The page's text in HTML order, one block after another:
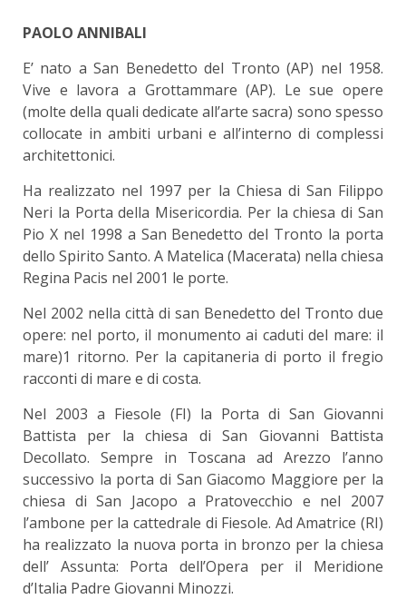
PAOLO ANNIBALI
E’ nato a San Benedetto del Tronto (AP) nel 1958.
Vive e lavora a Grottammare (AP). Le sue opere
(molte della quali dedicate all’arte sacra) sono spesso
collocate in ambiti urbani e all’interno di complessi
architettonici.
Ha realizzato nel 1997 per la Chiesa di San Filippo
Neri la Porta della Misericordia. Per la chiesa di San
Pio X nel 1998 a San Benedetto del Tronto la porta
dello Spirito Santo. A Matelica (Macerata) nella chiesa
Regina Pacis nel 2001 le porte.
Nel 2002 nella città di san Benedetto del Tronto due
opere: nel porto, il monumento ai caduti del mare: il
mare)1 ritorno. Per la capitaneria di porto il fregio
racconti di mare e di costa.
Nel 2003 a Fiesole (FI) la Porta di San Giovanni
Battista per la chiesa di San Giovanni Battista
Decollato. Sempre in Toscana ad Arezzo l’anno
successivo la porta di San Giacomo Maggiore per la
chiesa di San Jacopo a Pratovecchio e nel 2007
l’ambone per la cattedrale di Fiesole. Ad Amatrice (RI)
ha realizzato la nuova porta in bronzo per la chiesa
dell’ Assunta: Porta dell’Opera per il Meridione
d’Italia Padre Giovanni Minozzi.